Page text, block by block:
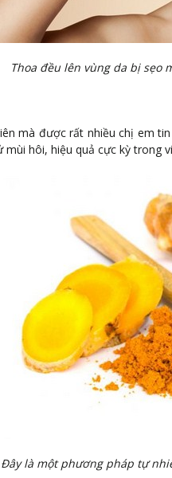
Thoa đều lên vùng da bị sẹo
mà được rất nhiều chị em
mùi hôi, hiệu quả cực kỳ trong
Đây là một phương pháp tự